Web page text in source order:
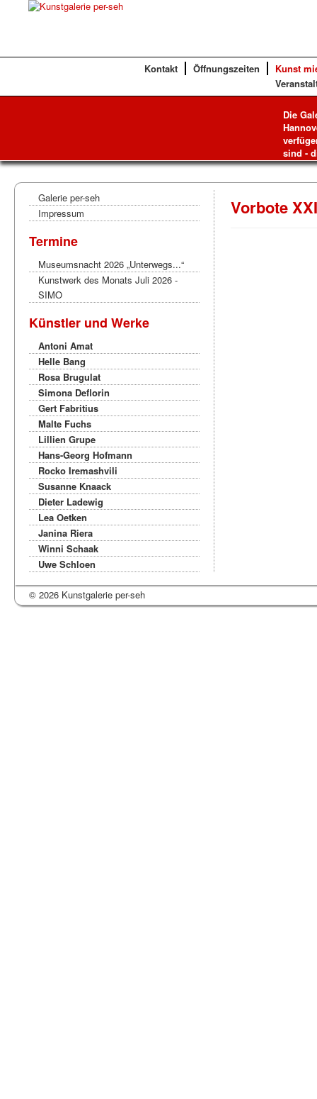
Kontakt Öffnungszeiten
Kunst
Die
sind -
Galerie per-seh
Impressum
Termine
Museumsnacht 2026 „Unterwegs...“
Kunstwerk des Monats Juli 2026 -
SIMO
Künstler und Werke
Antoni Amat
Helle Bang
Rosa Brugulat
Simona Deflorin
Gert Fabritius
Malte Fuchs
Lillien Grupe
Hans-Georg Hofmann
Rocko Iremashvili
Susanne Knaack
Dieter Ladewig
Lea Oetken
Janina Riera
Winni Schaak
Uwe Schloen
Vorbote
© 2026 Kunstgalerie per-seh